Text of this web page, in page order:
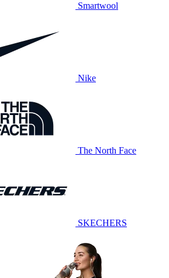
Smartwool
Nike
The North Face
SKECHERS